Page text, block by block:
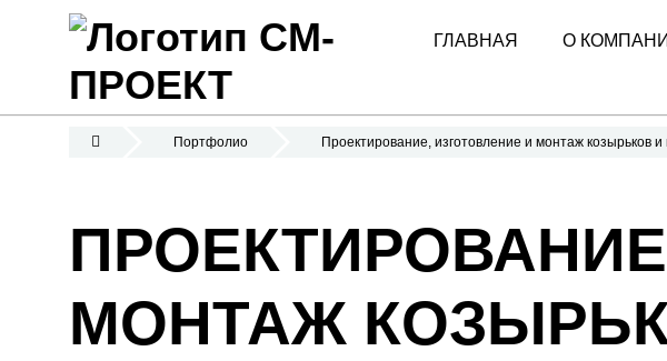
ГЛАВНАЯ О
Портфолио Проектирование, изготовление и монтаж козырьков
МОНТАЖ